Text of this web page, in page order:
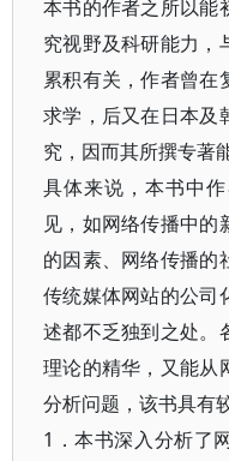
本书的作者之所以能
究视野及科研能力，
累积有关，作者曾在
求学，后又在日本及
究，因而其所撰专著
具体来说，本书中
见，如网络传播中的
的因素、网络传播的
传统媒体网站的公司
述都不乏独到之处。
理论的精华，又能从
分析问题，该书具有
1．本书深入分析了